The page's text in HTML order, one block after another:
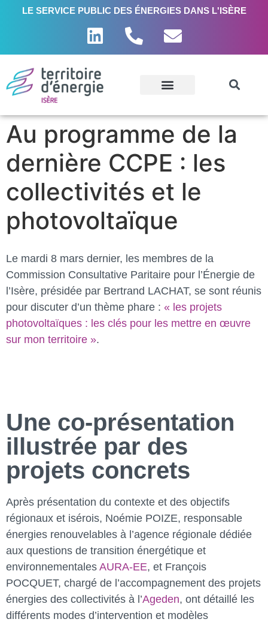
LE SERVICE PUBLIC DES ÉNERGIES DANS L'ISÈRE
Au programme de la
dernière CCPE : les
collectivités et le
photovoltaïque
Le mardi 8 mars dernier, les membres de la
Commission Consultative Paritaire pour l’Énergie de
l’Isère, présidée par Bertrand LACHAT, se sont réunis
pour discuter d’un thème phare : « les projets
photovoltaïques : les clés pour les mettre en œuvre
sur mon territoire ».
Une co-présentation
illustrée par des
projets concrets
Après présentation du contexte et des objectifs
régionaux et isérois, Noémie POIZE, responsable
énergies renouvelables à l’agence régionale dédiée
aux questions de transition énergétique et
environnementales AURA-EE, et François
POCQUET, chargé de l’accompagnement des projets
énergies des collectivités à l’Ageden, ont détaillé les
différents modes d’intervention et modèles